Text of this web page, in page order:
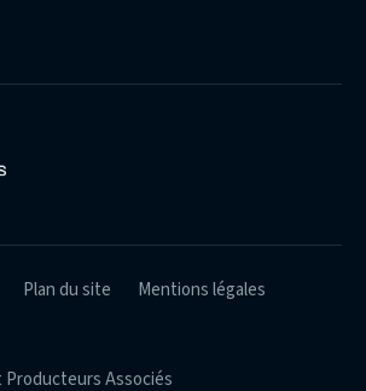
Associés
Plan du site
Mentions légales